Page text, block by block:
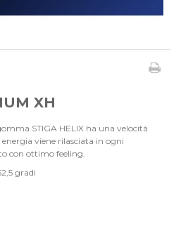
XH
STIGA HELIX ha una velocità
energia viene rilasciata in ogni
con ottimo feeling.
gradi